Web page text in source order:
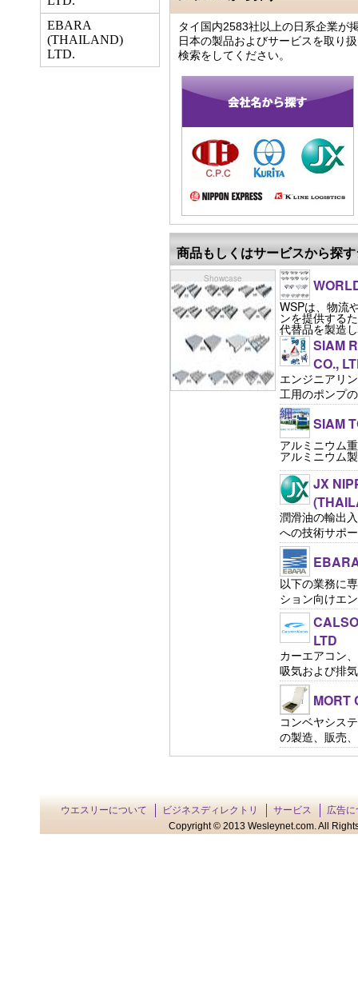
EBARA
(THAILAND)
LTD.
タイ国内2583社以上の日系企業が
日本の製品およびサービスを取り
検索をしてください。
商品もしくはサービスから探
Showcase
WSPは、物流
ンを提供する
代替品を製造
SIAM
CO.,
エンジニアリ
工用のポンプ
細
SIAM
アルミニウム
アルミニウム
JX
潤滑油の輸出
への技術サポ
以下の業務に
ション向けエ
LTD
カーエアコン
吸気および排
MORT
コンベヤシス
の製造、販売
ウエスリーについて ビジネスディレクトリ サービス
広告に
Copyright © 2013 Wesleynet.com. All